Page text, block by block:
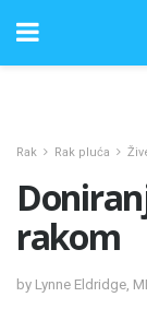
Rak Rak pluća
rakom
by Lynne Eldridge,